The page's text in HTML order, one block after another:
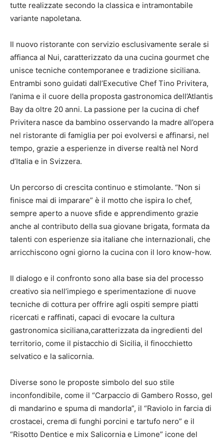
tutte realizzate secondo la classica e intramontabile
variante napoletana.
Il nuovo ristorante con servizio esclusivamente serale si
affianca al Nui, caratterizzato da una cucina gourmet che
unisce tecniche contemporanee e tradizione siciliana.
Entrambi sono guidati dall’Executive Chef Tino Privitera,
l’anima e il cuore della proposta gastronomica dell’Atlantis
Bay da oltre 20 anni. La passione per la cucina di chef
Privitera nasce da bambino osservando la madre all’opera
nel ristorante di famiglia per poi evolversi e affinarsi, nel
tempo, grazie a esperienze in diverse realtà nel Nord
d’Italia e in Svizzera.
Un percorso di crescita continuo e stimolante. “Non si
finisce mai di imparare” è il motto che ispira lo chef,
sempre aperto a nuove sfide e apprendimento grazie
anche al contributo della sua giovane brigata, formata da
talenti con esperienze sia italiane che internazionali, che
arricchiscono ogni giorno la cucina con il loro know-how.
Il dialogo e il confronto sono alla base sia del processo
creativo sia nell’impiego e sperimentazione di nuove
tecniche di cottura per offrire agli ospiti sempre piatti
ricercati e raffinati, capaci di evocare la cultura
gastronomica siciliana,caratterizzata da ingredienti del
territorio, come il pistacchio di Sicilia, il finocchietto
selvatico e la salicornia.
Diverse sono le proposte simbolo del suo stile
inconfondibile, come il “Carpaccio di Gambero Rosso, gel
di mandarino e spuma di mandorla”, il “Raviolo in farcia di
crostacei, crema di funghi porcini e tartufo nero” e il
“Risotto Dentice e mix Salicornia e Limone” icone del